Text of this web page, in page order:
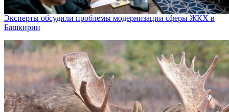
Эксперты обсудили проблемы модернизации сферы ЖКХ в
Башкирии